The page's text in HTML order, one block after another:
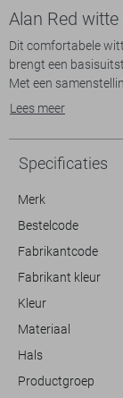
Alan Red
Dit comfortabele
brengt een
Met een
mouwloze ontwerp
gebruik, past dit T-
bovenkleding
De mouwloze
ontspannen dag
veelzijdige T-shirt
zowel shorts als
betrouwbare keuze
comfort in hun
Lees meer
Specificaties
Merk
Bestelcode
Fabrikantcode
Fabrikant kleur
Kleur
Materiaal
Hals
Productgroep